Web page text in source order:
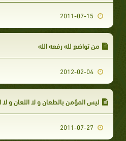
من تواضع لله رفعه الله
ليس المؤمن بالطعان و لا اللعان و